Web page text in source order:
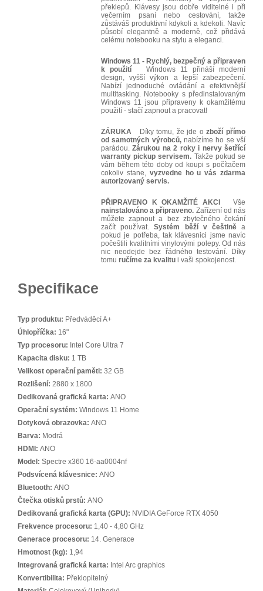
překlepů. Klávesy jsou dobře viditelné i při
večerním psaní nebo cestování, takže
zůstáváš produktivní kdykoli a kdekoli. Navíc
působí elegantně a moderně, což přidává
celému notebooku na stylu a eleganci.
Windows 11 - Rychlý, bezpečný a připraven
k použití Windows 11 přináší moderní
design, vyšší výkon a lepší zabezpečení.
Nabízí jednoduché ovládání a efektivnější
multitasking. Notebooky s předinstalovaným
Windows 11 jsou připraveny k okamžitému
použití - stačí zapnout a pracovat!
ZÁRUKA Díky tomu, že jde ozboží přímo
od samotných výrobců,nabízíme ho se vší
parádou.Zárukou na 2 roky i nervy šetřící
warranty pickup servisem. Takže pokud se
vám během této doby od koupi s počítačem
cokoliv stane, vyzvedne ho u vás zdarma
autorizovaný servis.
PŘIPRAVENO K OKAMŽITÉ AKCI
Vše
nainstalováno a připraveno. Zařízení od nás
můžete zapnout a bez zbytečného čekání
začít používat.Systém běží v češtiněa
pokud je potřeba, tak klávesnici jsme navíc
počeštili kvalitními vinylovými polepy. Od nás
nic neodejde bez řádného testování. Díky
tomu ručíme za kvalitu i vaši spokojenost.
Specifikace
Typ produktu: Předváděcí A+
Úhlopříčka: 16"
Typ procesoru: Intel Core Ultra 7
Kapacita disku: 1 TB
Velikost operační paměti: 32 GB
Rozlišení: 2880 x 1800
Dedikovaná grafická karta: ANO
Operační systém: Windows 11 Home
Dotyková obrazovka: ANO
Barva: Modrá
HDMI: ANO
Model: Spectre x360 16-aa0004nf
Podsvícená klávesnice: ANO
Bluetooth: ANO
Čtečka otisků prstů: ANO
Dedikovaná grafická karta (GPU): NVIDIA GeForce RTX 4050
Frekvence procesoru: 1,40 - 4,80 GHz
Generace procesoru: 14. Generace
Hmotnost (kg): 1,94
Integrovaná grafická karta: Intel Arc graphics
Konvertibilita: Překlopitelný